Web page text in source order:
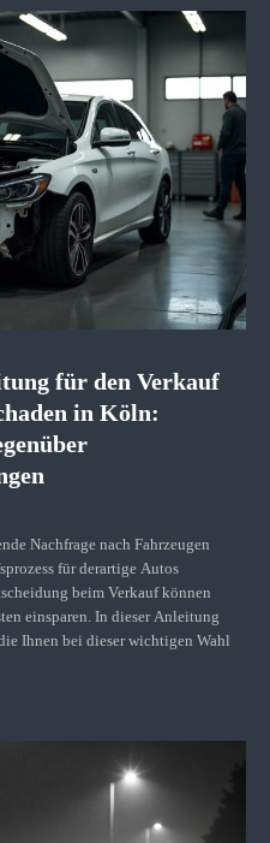
für den Verkauf
in Köln:
Nachfrage nach Fahrzeugen
für derartige Autos
beim Verkauf können
einsparen. In dieser Anleitung
Ihnen bei dieser wichtigen Wahl